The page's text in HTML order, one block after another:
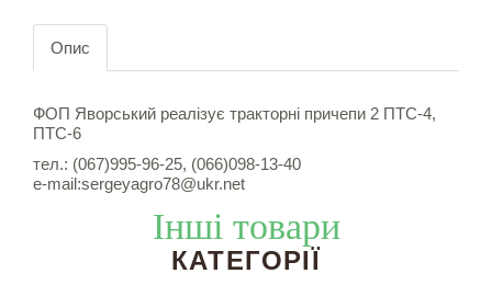
Опис
ФОП Яворський реалізує тракторні причепи 2 ПТС-4,
ПТС-6
тел.: (067)995-96-25, (066)098-13-40
e-mail:sergeyagro78@ukr.net
Інші товари
КАТЕГОРІЇ